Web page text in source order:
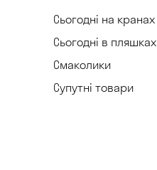
Сьогодні на кранах
Сьогодні в пляшках
Смаколики
Супутні товари